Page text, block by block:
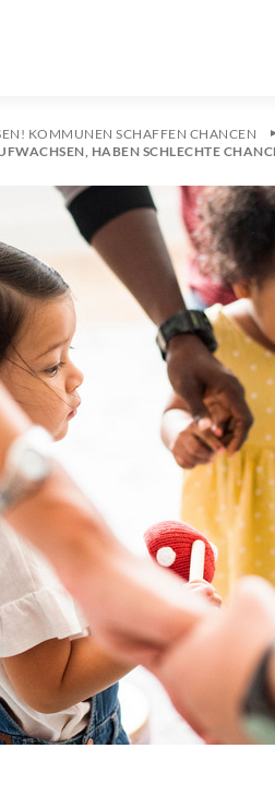
KOMMUNEN SCHAFFEN CHANCEN
HABEN SCHLECHTE